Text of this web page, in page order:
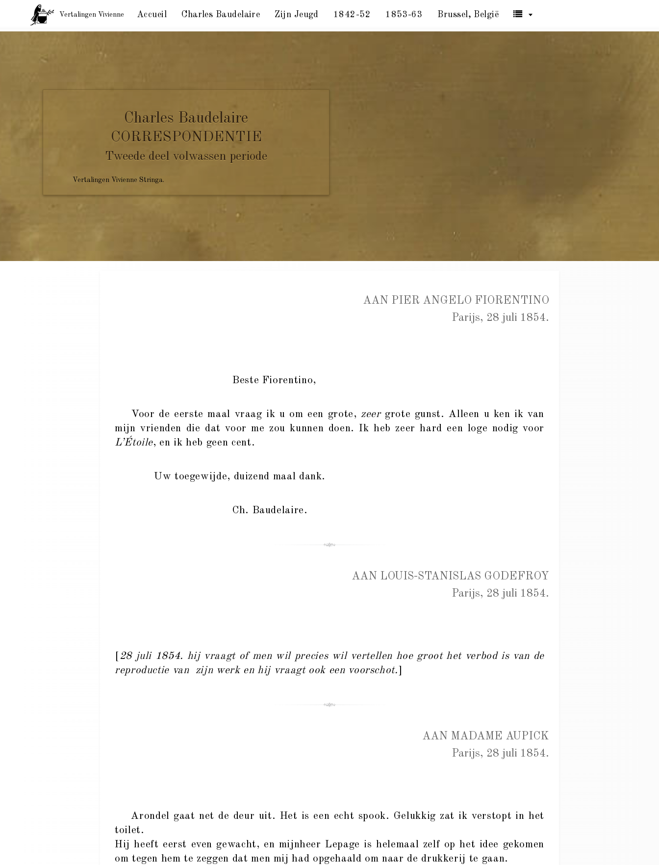
Vertalingen Vivienne Accueil Charles Baudelaire Zijn Jeugd 1842-52 1853-63 Brussel, België
Charles Baudelaire
CORRESPONDENTIE
Tweede deel volwassen periode
Vertalingen Vivienne Stringa.
AAN PIER ANGELO FIORENTINO
Parijs, 28 juli 1854.
Beste Fiorentino,
Voor de eerste maal vraag ik u om een grote, zeergrote gunst. Alleen u ken ik van
mijn vrienden die dat voor me zou kunnen doen. Ik heb zeer hard een loge nodig voor
L’Étoile, en ik heb geen cent.
Uw toegewijde, duizend maal dank.
Ch. Baudelaire.
AAN LOUIS-STANISLAS GODEFROY
Parijs, 28 juli 1854.
28 juli 1854. hij vraagt of men wil precies wil vertellen hoe groot het verbod is van de
reproductie van zijn werk en hij vraagt ook een voorschot.
AAN MADAME AUPICK
Parijs, 28 juli 1854.
Arondel gaat net de deur uit. Het is een echt spook. Gelukkig zat ik verstopt in het
toilet.
Hij heeft eerst even gewacht, en mijnheer Lepage is helemaal zelf op het idee gekomen
om tegen hem te zeggen dat men mij had opgehaald om naar de drukkerij te gaan.